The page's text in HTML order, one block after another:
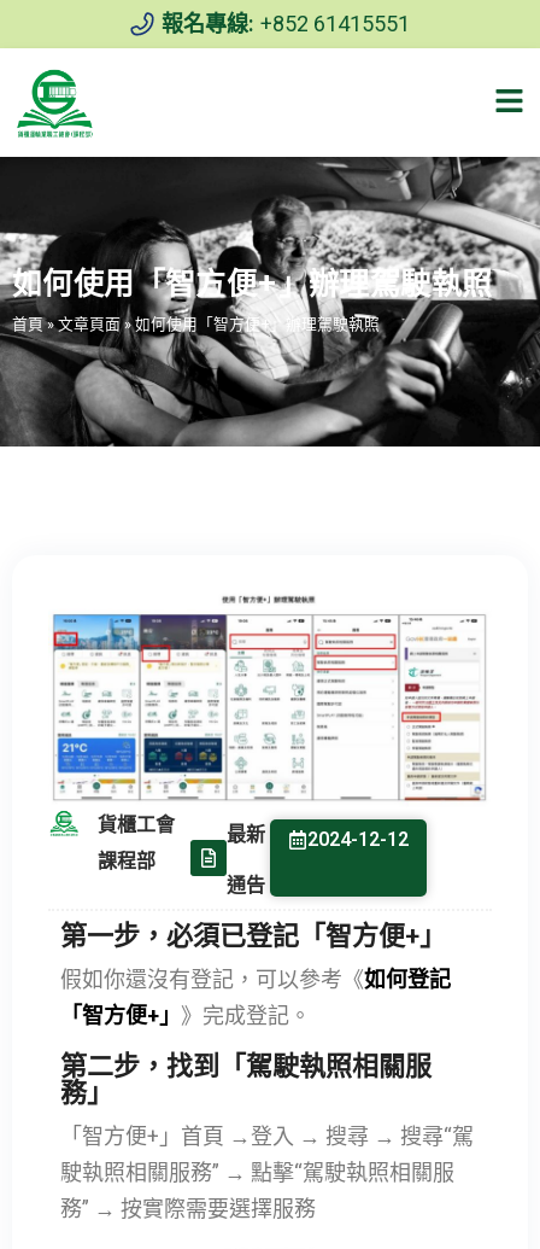
報名專線: +852 61415551
如何使用「智方便+」辦理駕駛執照
首頁»文章頁面»如何使用「智方便+」辦理駕駛執照
貨櫃工會
課程部
最新
通告
2024-12-12
第一步，必須已登記「智方便+」
假如你還沒有登記，可以參考《如何登記
「智方便+」 》完成登記。
第二步，找到「駕駛執照相關服
務」
「智方便+」首頁 →登入 → 搜尋 → 搜尋“駕
駛執照相關服務” → 點擊“駕駛執照相關服
務” → 按實際需要選擇服務